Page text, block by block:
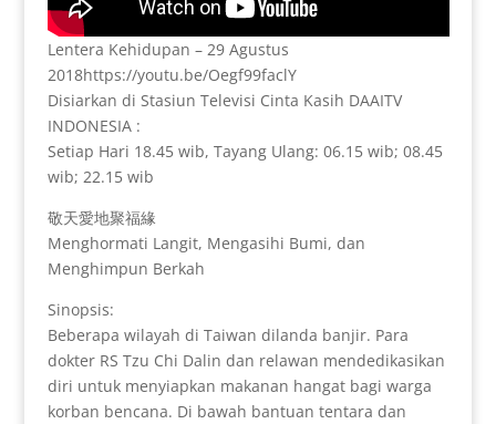
Lentera Kehidupan – 29 Agustus
2018https://youtu.be/Oegf99faclY
Disiarkan di Stasiun Televisi Cinta Kasih DAAITV
INDONESIA :
Setiap Hari 18.45 wib, Tayang Ulang: 06.15 wib; 08.45
wib; 22.15 wib
敬天愛地聚福緣
Menghormati Langit, Mengasihi Bumi, dan
Menghimpun Berkah
Sinopsis:
Beberapa wilayah di Taiwan dilanda banjir. Para
dokter RS Tzu Chi Dalin dan relawan mendedikasikan
diri untuk menyiapkan makanan hangat bagi warga
korban bencana. Di bawah bantuan tentara dan